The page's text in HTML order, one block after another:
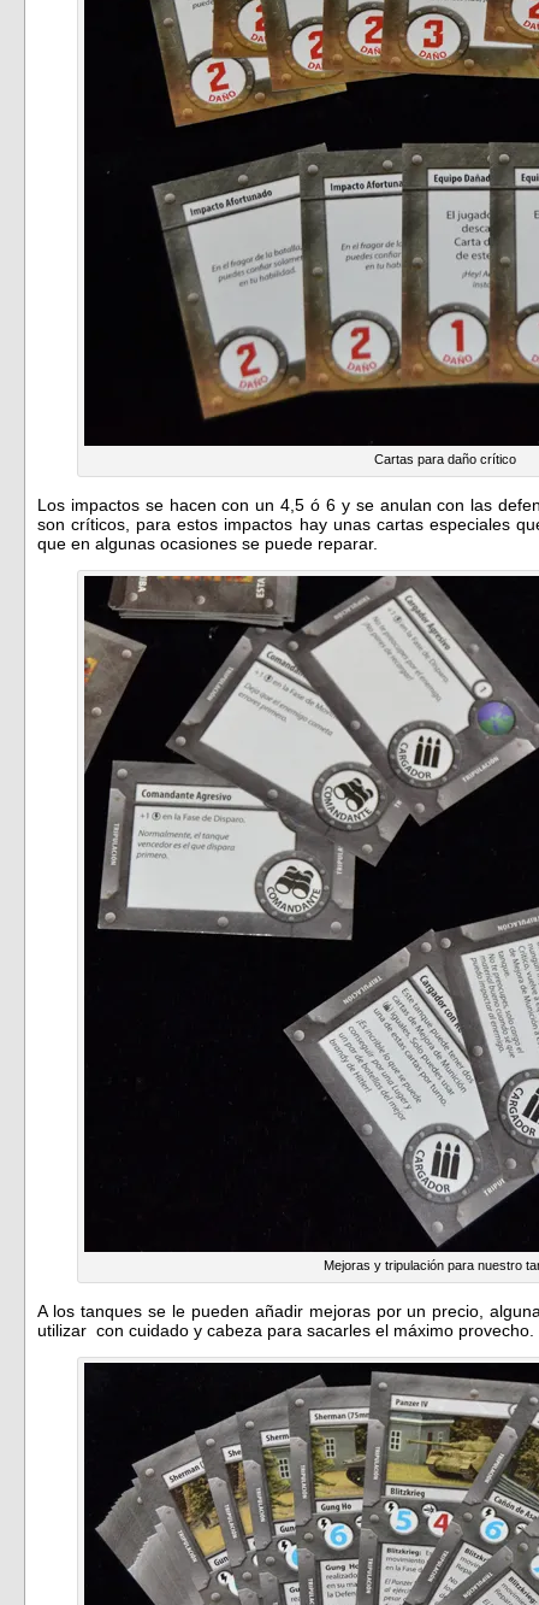
Cartas para daño crítico
Los impactos se hacen con un 4,5 ó 6 y se anulan con las
son críticos, para estos impactos hay unas cartas especiales
que en algunas ocasiones se puede reparar.
Mejoras y tripulación para nuestro
A los tanques se le pueden añadir mejoras por un precio,
utilizar con cuidado y cabeza para sacarles el máximo provecho.